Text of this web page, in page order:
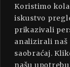
Koristimo
iskustvo
prikazivali
analizirali naš
saobraćaj.
našu upotrebu
URADI SAM
UREĐENJE
ZDRAVLJE